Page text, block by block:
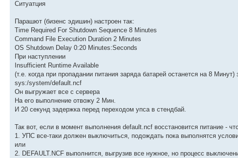
Ситуатция
Парашют (бизенс эдишин) настроен так:
Time Required For Shutdown Sequence 8 Minutes
Command File Execution Duration 2 Minutes
OS Shutdown Delay 0:20 Minutes:Seconds
При наступлении
Insufficient Runtime Available
(т.е. когда при пропадании питания заряда батарей останется на 8 Минут)
sys:/system/default.ncf
Он выгружает все с сервера
На его выполнение отвожу 2 Мин.
И 20 секунд задержка перед переходом упса в стендбай.
Так вот, если в момент выполнения default.ncf восстановится питание -
1. УПС все-таки должен выключиться, подождать пока выполнятся
или
2. DEFAULT.NCF выполнится, выгрузив все нужное, но процесс